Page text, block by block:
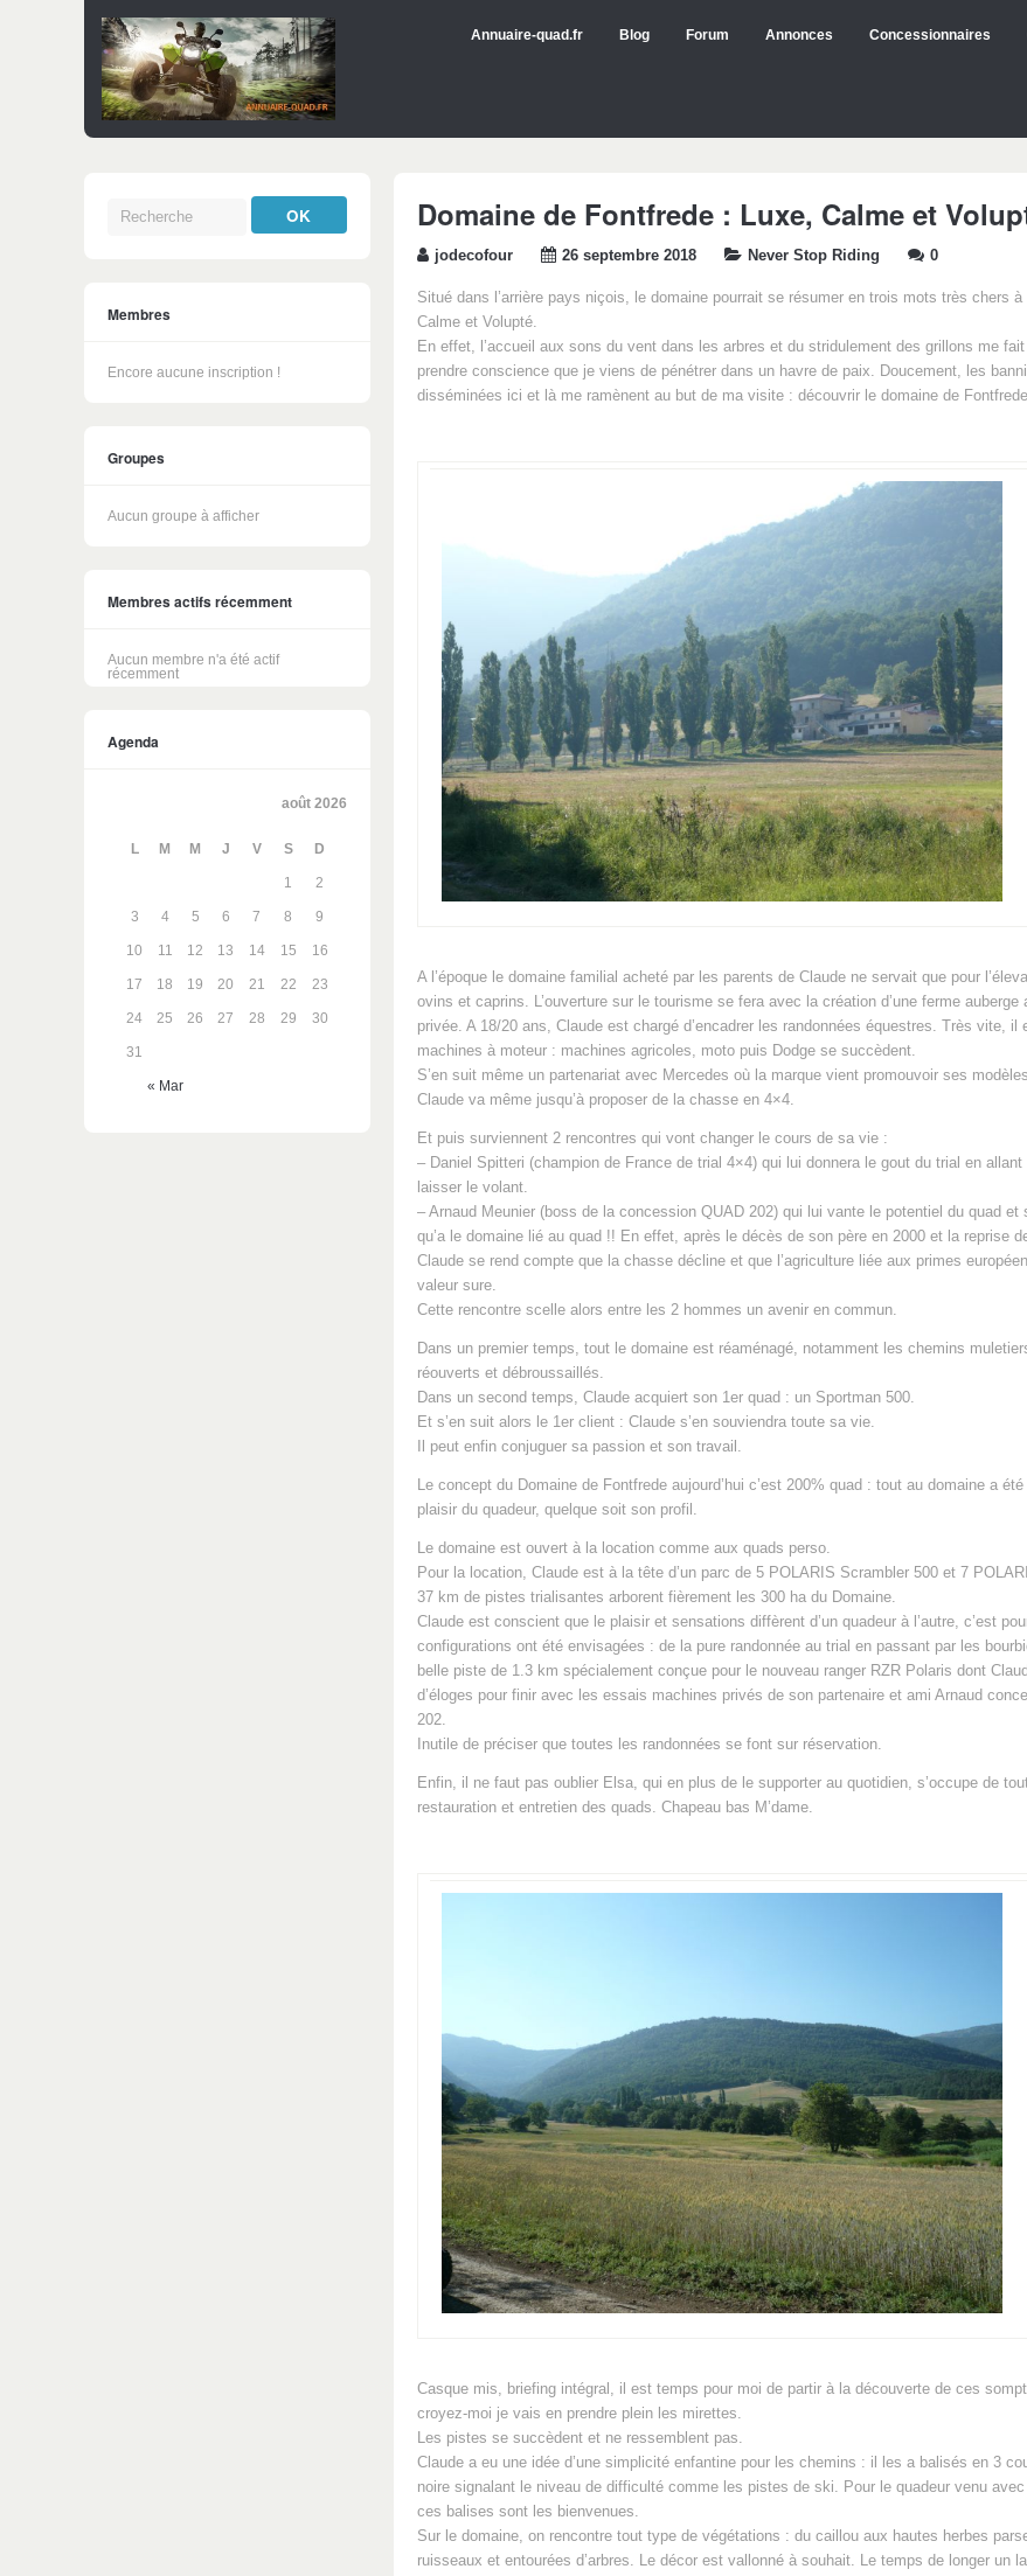
Annuaire-quad.fr Blog Forum Annonces Concessionnaires
Domaine de Fontfrede : Luxe, Calme et
jodecofour 26 septembre 2018 Never Stop Riding 0
Situé dans l’arrière pays niçois, le domaine pourrait se résumer en trois mots très chers
Calme et Volupté.
En effet, l’accueil aux sons du vent dans les arbres et du stridulement des grillons me
prendre conscience que je viens de pénétrer dans un havre de paix. Doucement, les
disséminées ici et là me ramènent au but de ma visite : découvrir le domaine de
A l’époque le domaine familial acheté par les parents de Claude ne servait que pour
ovins et caprins. L’ouverture sur le tourisme se fera avec la création d’une ferme auberge
privée. A 18/20 ans, Claude est chargé d’encadrer les randonnées équestres. Très vite, il
machines à moteur : machines agricoles, moto puis Dodge se succèdent.
S’en suit même un partenariat avec Mercedes où la marque vient promouvoir ses
Claude va même jusqu’à proposer de la chasse en 4×4.
Et puis surviennent 2 rencontres qui vont changer le cours de sa vie :
– Daniel Spitteri (champion de France de trial 4×4) qui lui donnera le gout du trial en allant
laisser le volant.
– Arnaud Meunier (boss de la concession QUAD 202) qui lui vante le potentiel du quad et
qu’a le domaine lié au quad !! En effet, après le décès de son père en 2000 et la reprise
Claude se rend compte que la chasse décline et que l’agriculture liée aux primes
valeur sure.
Cette rencontre scelle alors entre les 2 hommes un avenir en commun.
Dans un premier temps, tout le domaine est réaménagé, notamment les chemins
réouverts et débroussaillés.
Dans un second temps, Claude acquiert son 1er quad : un Sportman 500.
Et s’en suit alors le 1er client : Claude s’en souviendra toute sa vie.
Il peut enfin conjuguer sa passion et son travail.
Le concept du Domaine de Fontfrede aujourd’hui c’est 200% quad : tout au domaine a
plaisir du quadeur, quelque soit son profil.
Le domaine est ouvert à la location comme aux quads perso.
Pour la location, Claude est à la tête d’un parc de 5 POLARIS Scrambler 500 et 7
37 km de pistes trialisantes arborent fièrement les 300 ha du Domaine.
Claude est conscient que le plaisir et sensations diffèrent d’un quadeur à l’autre, c’est
configurations ont été envisagées : de la pure randonnée au trial en passant par les
belle piste de 1.3 km spécialement conçue pour le nouveau ranger RZR Polaris dont
d’éloges pour finir avec les essais machines privés de son partenaire et ami Arnaud
202.
Inutile de préciser que toutes les randonnées se font sur réservation.
Enfin, il ne faut pas oublier Elsa, qui en plus de le supporter au quotidien, s’occupe de
restauration et entretien des quads. Chapeau bas M’dame.
Casque mis, briefing intégral, il est temps pour moi de partir à la découverte de ces
croyez-moi je vais en prendre plein les mirettes.
Les pistes se succèdent et ne ressemblent pas.
Claude a eu une idée d’une simplicité enfantine pour les chemins : il les a balisés en 3
noire signalant le niveau de difficulté comme les pistes de ski. Pour le quadeur venu
ces balises sont les bienvenues.
Sur le domaine, on rencontre tout type de végétations : du caillou aux hautes herbes
ruisseaux et entourées d’arbres. Le décor est vallonné à souhait. Le temps de longer un
Membres
Encore aucune inscription !
Groupes
Aucun groupe à afficher
Membres actifs récemment
Aucun membre n'a été actif
récemment
Agenda
août 2026
L M M J V S D
« Mar
1 2
3 4 5 6 7 8 9
10 11 12 13 14 15 16
17 18 19 20 21 22 23
24 25 26 27 28 29 30
31